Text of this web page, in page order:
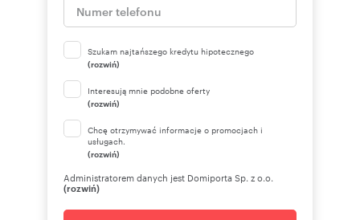
Szukam najtańszego kredytu hipotecznego
(rozwiń)
Interesują mnie podobne oferty
(rozwiń)
Chcę otrzymywać informacje o promocjach i
usługach.
(rozwiń)
Administratorem danych jest Domiporta Sp. z o.o.
(rozwiń)